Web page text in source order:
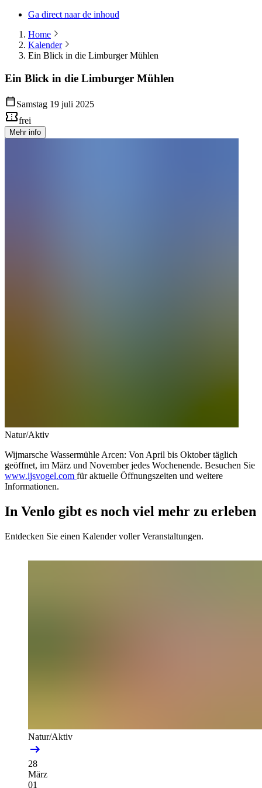
Ga direct naar de inhoud
Home
Kalender
Ein Blick in die Limburger Mühlen
Ein Blick in die Limburger Mühlen
Samstag 19 juli 2025
frei
Mehr info
Natur/Aktiv
Wijmarsche Wassermühle Arcen: Von April bis Oktober täglich
geöffnet, im März und November jedes Wochenende. Besuchen Sie
www.ijsvogel.com für aktuelle Öffnungszeiten und weitere
Informationen.
In Venlo gibt es noch viel mehr zu erleben
Entdecken Sie einen Kalender voller Veranstaltungen.
Natur/Aktiv
28
März
01